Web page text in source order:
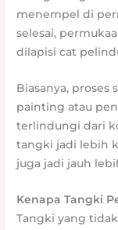
menempel di
selesai,
dilapisi cat
Biasanya,
painting atau
terlindungi dari
tangki jadi lebih
juga jadi jauh
Kenapa Tangki
Tangki yang